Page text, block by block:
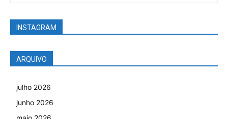
INSTAGRAM
ARQUIVO
julho 2026
junho 2026